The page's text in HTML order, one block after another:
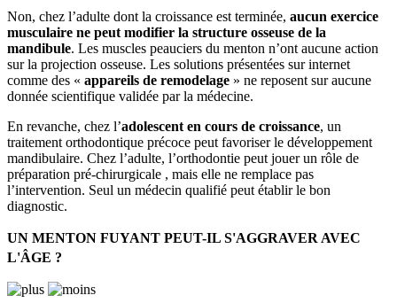
Non, chez l’adulte dont la croissance est terminée, aucun exercice
musculaire ne peut modifier la structure osseuse de la
mandibule. Les muscles peauciers du menton n’ont aucune action
sur la projection osseuse. Les solutions présentées sur internet
comme des « appareils de remodelage » ne reposent sur aucune
donnée scientifique validée par la médecine.
En revanche, chez l’adolescent en cours de croissance, un
traitement orthodontique précoce peut favoriser le développement
mandibulaire. Chez l’adulte, l’orthodontie peut jouer un rôle de
préparation pré-chirurgicale , mais elle ne remplace pas
l’intervention. Seul un médecin qualifié peut établir le bon
diagnostic.
UN MENTON FUYANT PEUT-IL S'AGGRAVER AVEC
L'ÂGE ?